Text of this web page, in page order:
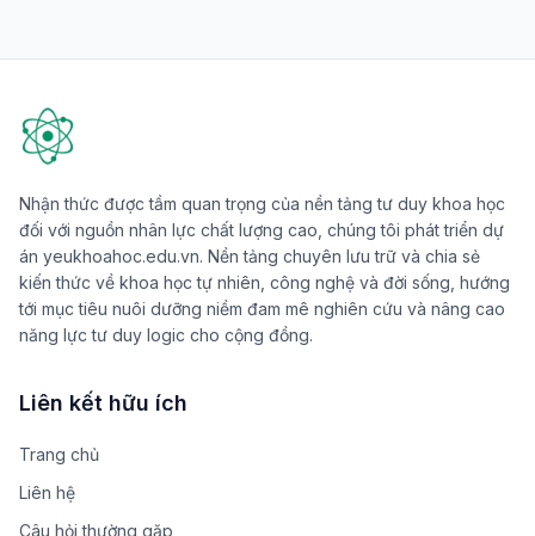
Nhận thức được tầm quan trọng của nền tảng tư duy khoa học
đối với nguồn nhân lực chất lượng cao, chúng tôi phát triển dự
án yeukhoahoc.edu.vn. Nền tảng chuyên lưu trữ và chia sẻ
kiến thức về khoa học tự nhiên, công nghệ và đời sống, hướng
tới mục tiêu nuôi dưỡng niềm đam mê nghiên cứu và nâng cao
năng lực tư duy logic cho cộng đồng.
Liên kết hữu ích
Trang chủ
Liên hệ
Câu hỏi thường gặp